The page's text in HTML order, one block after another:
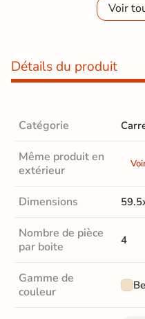
Voir
Détails du produit
Catégorie
Même produit en
extérieur
Dimensions
Nombre de pièce
par boite
4
Gamme de
couleur